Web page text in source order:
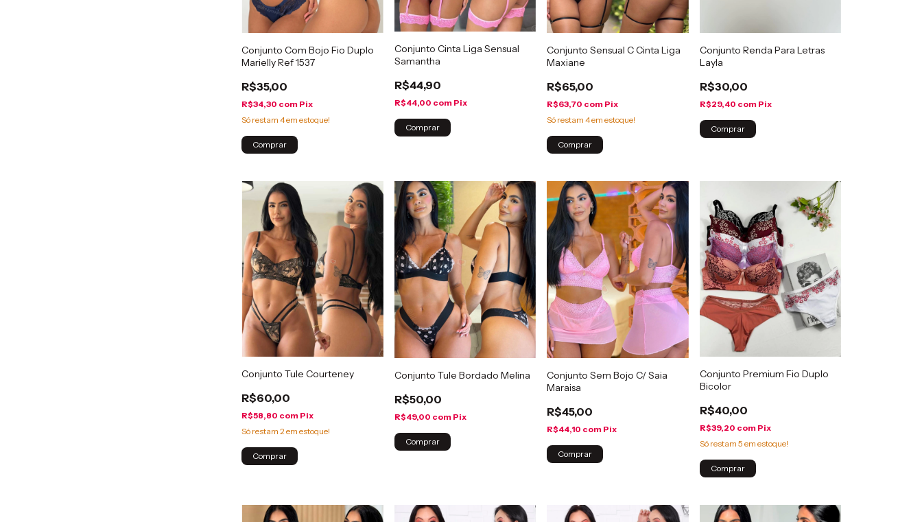
Conjunto Com Bojo Fio Duplo
Marielly Ref 1537
R$35,00
R$34,30 com Pix
Só restam4em estoque!
Comprar
Conjunto Cinta Liga Sensual
Samantha
R$44,90
R$44,00 com Pix
Comprar
Conjunto Sensual C Cinta Liga
Maxiane
R$65,00
R$63,70 com Pix
Só restam4em estoque!
Comprar
Conjunto Renda Para Letras
Layla
R$30,00
R$29,40 com Pix
Comprar
Conjunto Tule Courteney
R$60,00
R$58,80 com Pix
Só restam2 em estoque!
Comprar
Conjunto Tule Bordado Melina
R$50,00
R$49,00 com Pix
Comprar
Conjunto Sem Bojo C/ Saia
Maraisa
R$45,00
R$44,10 com Pix
Comprar
Conjunto Premium Fio Duplo
Bicolor
R$40,00
R$39,20 com Pix
Só restam 5 em estoque!
Comprar